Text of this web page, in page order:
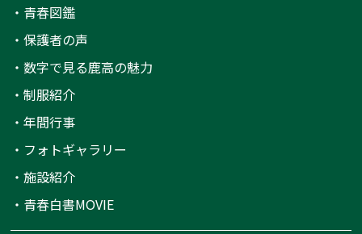
・ 青春図鑑
・保護者の声
・数字で見る鹿高の魅力
・制服紹介
・年間行事
・ フォトギャラリー
・施設紹介
・ 青春白書MOVIE